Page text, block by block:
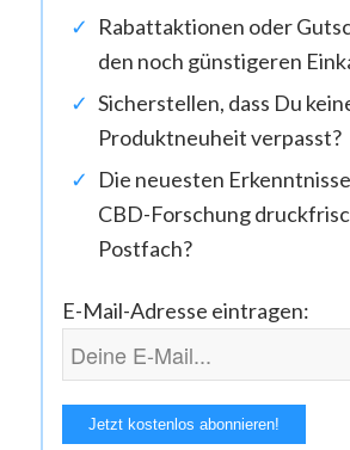
Rabattaktionen oder
den noch günstigeren
Sicherstellen, dass Du
Produktneuheit verpasst?
Die neuesten
CBD-Forschung
Postfach?
E-Mail-Adresse eintragen: